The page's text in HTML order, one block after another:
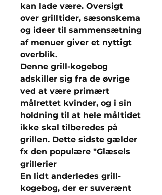
kan lade være. Oversigt
over grilltider, sæsonskema
og ideer til sammensætning
af menuer giver et nyttigt
overblik.
Denne grill-kogebog
adskiller sig fra de øvrige
ved at være primært
målrettet kvinder, og i sin
holdning til at hele måltidet
ikke skal tilberedes på
grillen. Dette sidste gælder
fx den populære "Glæsels
grillerier
En lidt anderledes grill-
kogebog, der er suverænt